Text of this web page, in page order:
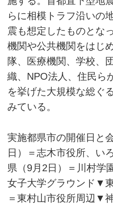
らに相模トラフ沿いの
震も想定したものとな
機関や公共機関をはじ
隊、医療機関、学校、
織、NPO法人、住民ら
を挙げた大規模な総ぐ
みている。
実施都県市の開催日と
日）＝志木市役所、い
県（9月2日）＝川村学
女子大学グラウンド▼
＝東村山市役所周辺▼